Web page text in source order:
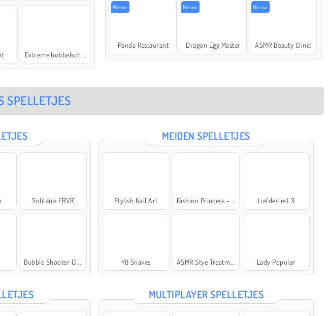
Nieuw
Panda Restaurant
Nieuw
Dragon Egg Master
Nieuw
ASMR Beauty Clinic
SPELLETJES
Solitaire FRVR
MEIDEN SPELLETJES
Stylish Nail Art Liefdestest 3
Y8 Snakes Lady Popular
MULTIPLAYER SPELLETJES